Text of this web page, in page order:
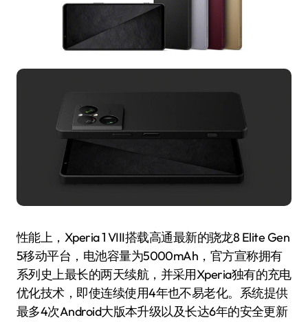
性能上，Xperia 1 VIII搭载高通最新的骁龙8 Elite Gen
5移动平台，电池容量为5000mAh，官方宣称拥有
系列史上最长的两天续航，并采用Xperia独有的充电
优化技术，即使连续使用4年也不易老化。系统提供
最多4次Android大版本升级以及长达6年的安全更新